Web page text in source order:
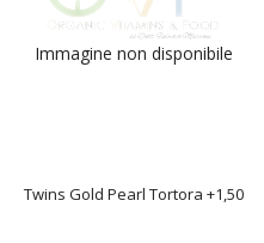
Immagine non disponibile
Twins Gold Pearl Tortora +1,50